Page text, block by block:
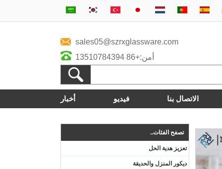
sales05@szrxglassware.com
أمن:+86 13510784394
الاتصال بنا فيديو أخبار
تصفح الفئات..
تعزيز هدية الحل
ديكور المنزل والحديقة